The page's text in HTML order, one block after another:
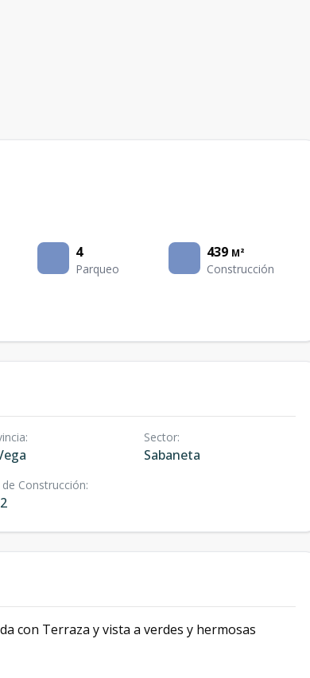
4
Parqueo
439 M²
Construcción
: Sector:
Sabaneta
Construcción:
con Terraza y vista a verdes y hermosas